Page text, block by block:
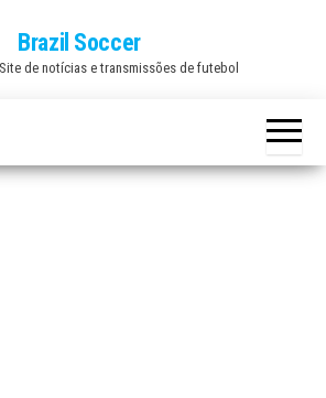
Brazil Soccer
de notícias e transmissões de futebol